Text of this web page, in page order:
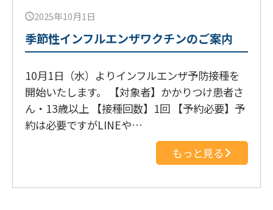
2025年10月1日
季節性インフルエンザワクチンのご案内
10月1日（水）よりインフルエンザ予防接種を
開始いたします。 【対象者】かかりつけ患者さ
ん・13歳以上 【接種回数】1回 【予約必要】予
約は必要ですがLINEや…
もっと見る